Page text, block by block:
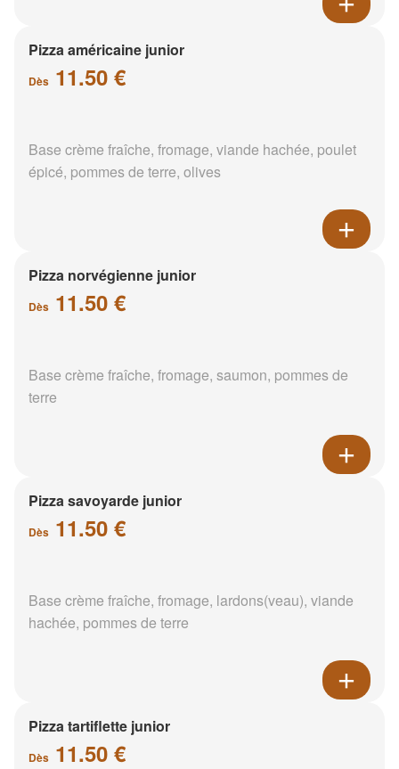
Pizza américaine junior
Dès 11.50 €
Base crème fraîche, fromage, viande hachée, poulet
épicé, pommes de terre, olives
Pizza norvégienne junior
Dès 11.50 €
Base crème fraîche, fromage, saumon, pommes de
terre
Pizza savoyarde junior
Dès 11.50 €
Base crème fraîche, fromage, lardons(veau), viande
hachée, pommes de terre
Pizza tartiflette junior
Dès 11.50 €